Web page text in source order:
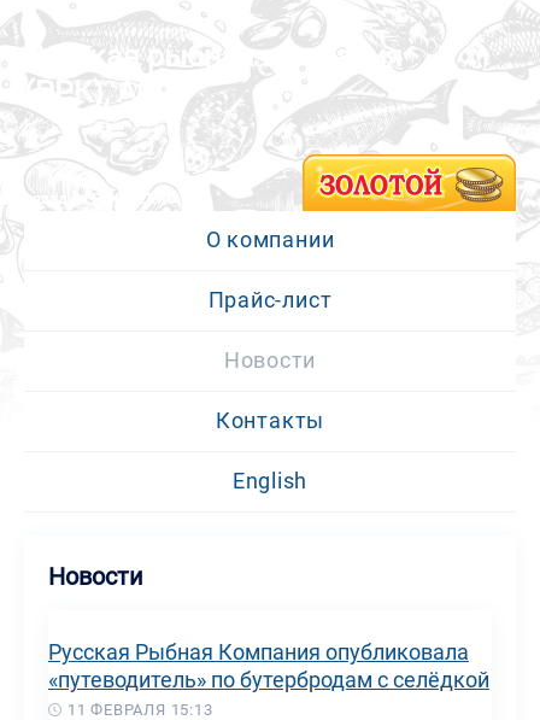
Русская рыбная компания
(РРК), АО
ИНН: 7701174512
назад на FISHNET.RU
О компании
Прайс-лист
Новости
Контакты
English
Новости
Русская Рыбная Компания опубликовала
«путеводитель» по бутербродам с селёдкой
11 ФЕВРАЛЯ 15:13